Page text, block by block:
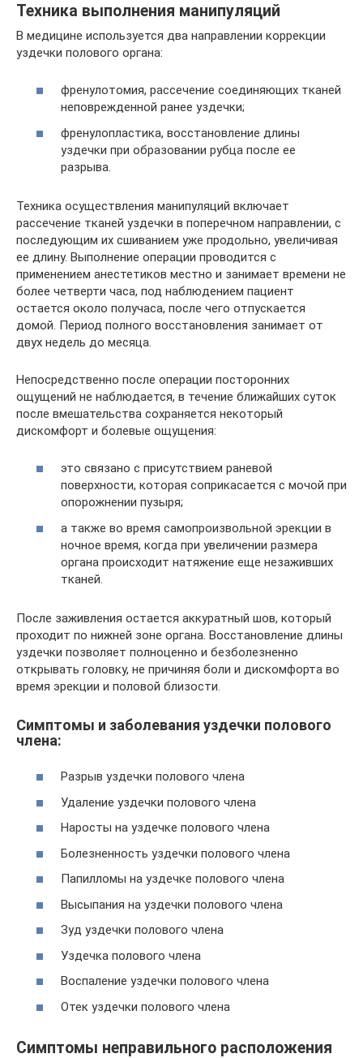
Техника выполнения манипуляций
В медицине используется два направлении коррекции
уздечки полового органа:
френулотомия, рассечение соединяющих тканей
неповрежденной ранее уздечки;
френулопластика, восстановление длины
уздечки при образовании рубца после ее
разрыва.
Техника осуществления манипуляций включает
рассечение тканей уздечки в поперечном направлении, с
последующим их сшиванием уже продольно, увеличивая
ее длину. Выполнение операции проводится с
применением анестетиков местно и занимает времени не
более четверти часа, под наблюдением пациент
остается около получаса, после чего отпускается
домой. Период полного восстановления занимает от
двух недель до месяца.
Непосредственно после операции посторонних
ощущений не наблюдается, в течение ближайших суток
после вмешательства сохраняется некоторый
дискомфорт и болевые ощущения:
это связано с присутствием раневой
поверхности, которая соприкасается с мочой при
опорожнении пузыря;
а также во время самопроизвольной эрекции в
ночное время, когда при увеличении размера
органа происходит натяжение еще незаживших
тканей.
После заживления остается аккуратный шов, который
проходит по нижней зоне органа. Восстановление длины
уздечки позволяет полноценно и безболезненно
открывать головку, не причиняя боли и дискомфорта во
время эрекции и половой близости.
Симптомы и заболевания уздечки полового
члена:
Разрыв уздечки полового члена
Удаление уздечки полового члена
Наросты на уздечке полового члена
Болезненность уздечки полового члена
Папилломы на уздечке полового члена
Высыпания на уздечки полового члена
Зуд уздечки полового члена
Уздечка полового члена
Воспаление уздечки полового члена
Отек уздечки полового члена
Симптомы неправильного расположения